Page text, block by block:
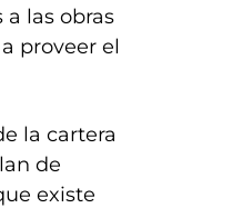
las obras
proveer el
la cartera
de
existe